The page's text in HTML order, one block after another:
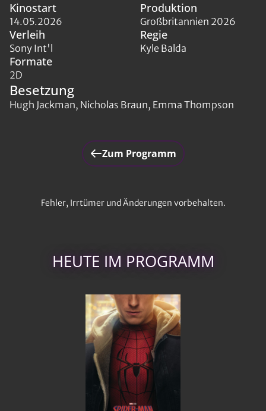
Kinostart
14.05.2026
Produktion
Großbritannien 2026
Verleih
Sony Int'l
Regie
Kyle Balda
Formate
2D
Besetzung
Hugh Jackman, Nicholas Braun, Emma Thompson
Zum Programm
Fehler, Irrtümer und Änderungen vorbehalten.
HEUTE IM PROGRAMM